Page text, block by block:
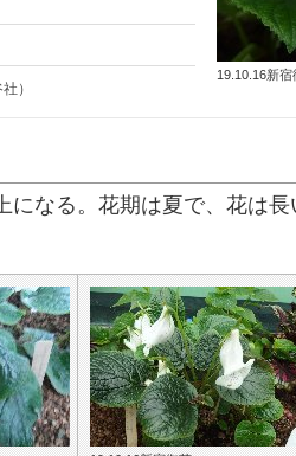
）
19.10.16新宿
なる。花期は夏で、花は